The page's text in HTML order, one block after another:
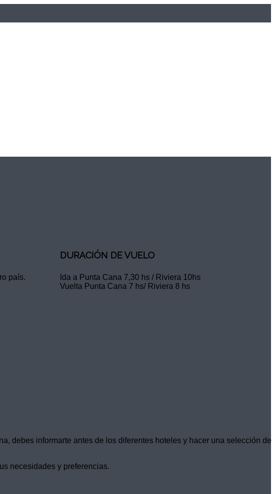
país.
DURACIÓN DE VUELO
Ida a Punta Cana 7,30 hs / Riviera 10hs
Vuelta Punta Cana 7 hs/ Riviera 8 hs
debes informarte antes de los diferentes hoteles y hacer una selección de
necesidades y preferencias.